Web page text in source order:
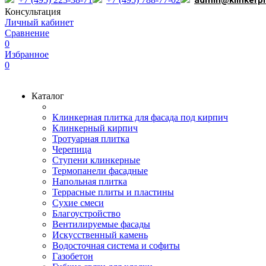
Консультация
Личный кабинет
Сравнение
0
Избранное
0
Каталог
Клинкерная плитка для фасада под кирпич
Клинкерный кирпич
Тротуарная плитка
Черепица
Ступени клинкерные
Термопанели фасадные
Напольная плитка
Террасные плиты и пластины
Сухие смеси
Благоустройство
Вентилируемые фасады
Искусственный камень
Водосточная система и софиты
Газобетон